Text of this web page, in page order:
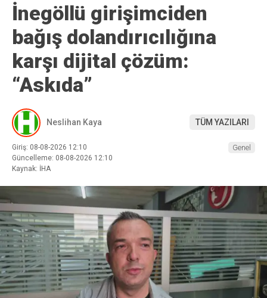
İnegöllü girişimciden
bağış dolandırıcılığına
karşı dijital çözüm:
“Askıda”
Neslihan Kaya TÜM YAZILARI
Giriş: 08-08-2026 12:10
Güncelleme: 08-08-2026 12:10
Kaynak: İHA
Genel